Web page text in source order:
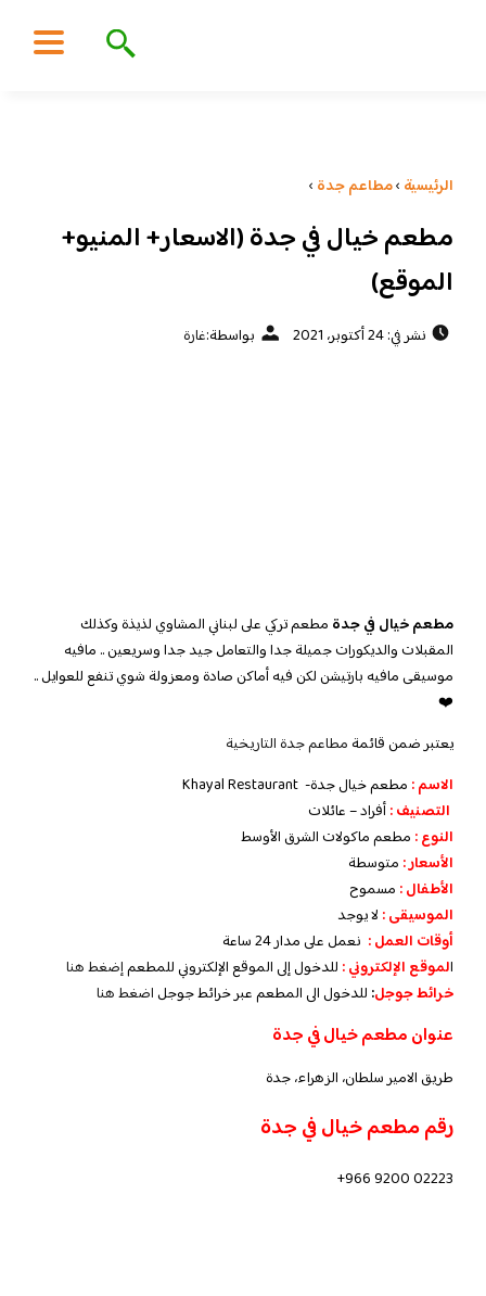
الرئيسية ›مطاعم جدة ›
مطعم خيال في جدة (الاسعار+ المنيو+
الموقع)
نشر في: 24 أكتوبر، 2021 بواسطة:غارة
مطعم خيال في جدة مطعم تركي على لبناني المشاوي لذيذة وكذلك
المقبلات والديكورات جميلة جدا والتعامل جيد جدا وسريعين .. مافيه
موسيقى مافيه بارتيشن لكن فيه أماكن صادة ومعزولة شوي تنفع للعوايل ..
❤️
يعتبر ضمن قائمة مطاعم جدة التاريخية
الاسم : مطعم خيال جدة- Khayal Restaurant
التصنيف :أفراد – عائلات
النوع : مطعم ماكولات الشرق الأوسط
الأسعار : متوسطة
الأطفال : مسموح
الموسيقى : لا يوجد
أوقات العمل : نعمل على مدار 24 ساعة
الموقع الإلكتروني : للدخول إلى الموقع الإلكتروني للمطعمإضغط هنا
خرائط جوجل: للدخول الى المطعم عبر خرائط جوجل اضغط هنا
عنوان مطعم خيال في جدة
طريق الامير سلطان، الزهراء، جدة
رقم مطعم خيال في جدة